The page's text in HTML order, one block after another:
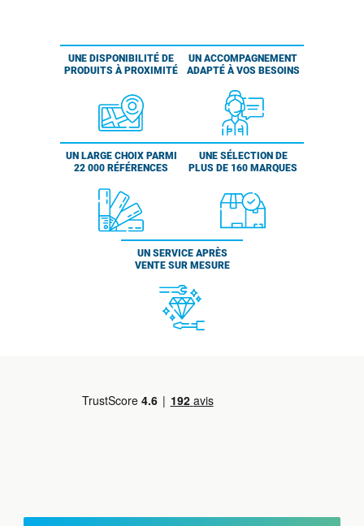
UNE DISPONIBILITÉ DE
PRODUITS À PROXIMITÉ
UN ACCOMPAGNEMENT
ADAPTÉ À VOS BESOINS
UN LARGE CHOIX PARMI
22 000 RÉFÉRENCES
UNE SÉLECTION DE
PLUS DE 160 MARQUES
UN SERVICE APRÈS
VENTE SUR MESURE